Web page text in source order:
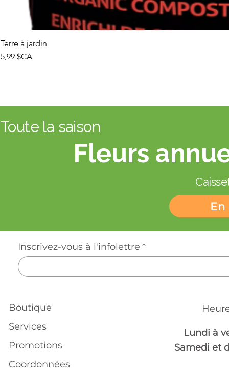
Terre à jardin
Prix
5,99 $CA
Fleurs
Toute la saison
Inscrivez-vous à l'infolettre *
Boutique
Services
Promotions
Coordonnées
Lundi à
Samedi et